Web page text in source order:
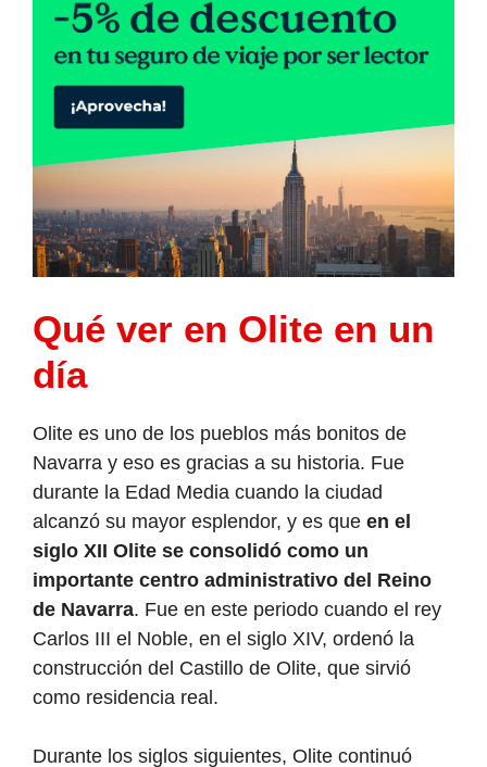
Qué ver en Olite en un
día
Olite es uno de los pueblos más bonitos de
Navarra y eso es gracias a su historia. Fue
durante la Edad Media cuando la ciudad
alcanzó su mayor esplendor, y es que en el
siglo XII Olite se consolidó como un
importante centro administrativo del Reino
de Navarra. Fue en este periodo cuando el rey
Carlos III el Noble, en el siglo XIV, ordenó la
construcción del Castillo de Olite, que sirvió
como residencia real.
Durante los siglos siguientes, Olite continuó